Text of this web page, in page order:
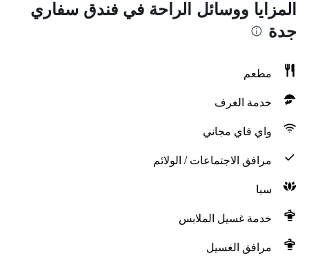
المزايا ووسائل الراحة في فندق سفاري
جدة
مطعم
خدمة الغرف
واي فاي مجاني
مرافق الاجتماعات / الولائم
سبا
خدمة غسيل الملابس
مرافق الغسيل